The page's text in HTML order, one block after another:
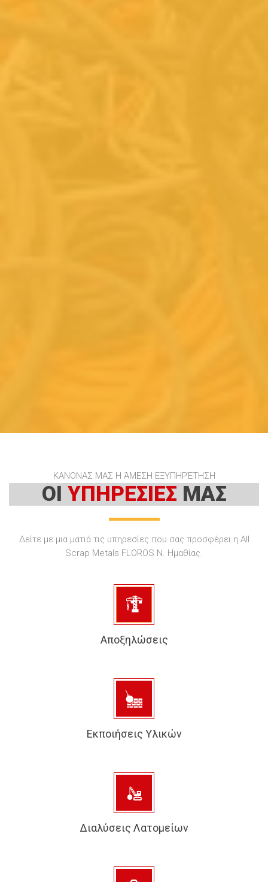
ΚΑΝΟΝΑΣ ΜΑΣ Η ΆΜΕΣΗ ΕΞΥΠΗΡΈΤΗΣΗ
ΟΙ ΥΠΗΡΕΣΙΕΣ ΜΑΣ
Δείτε με μια ματιά τις υπηρεσίες που σας προσφέρει η All
Scrap Metals FLOROS Ν. Ημαθίας.
Αποξηλώσεις
Εκποιήσεις Υλικών
Διαλύσεις Λατομείων